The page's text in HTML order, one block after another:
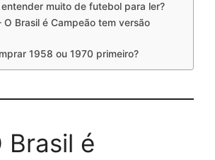
entender muito de futebol para ler?
Brasil é Campeão tem versão
1958 ou 1970 primeiro?
Brasil é